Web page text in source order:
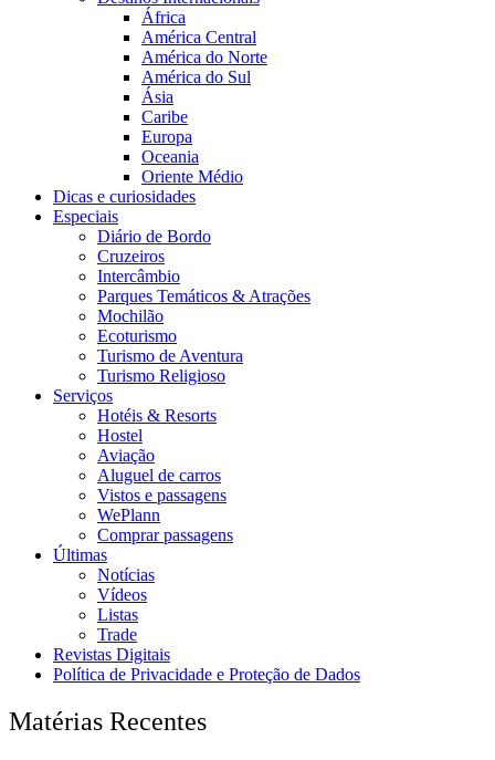
África
América Central
América do Norte
América do Sul
Ásia
Caribe
Europa
Oceania
Oriente Médio
Dicas e curiosidades
Especiais
Diário de Bordo
Cruzeiros
Intercâmbio
Parques Temáticos & Atrações
Mochilão
Ecoturismo
Turismo de Aventura
Turismo Religioso
Serviços
Hotéis & Resorts
Hostel
Aviação
Aluguel de carros
Vistos e passagens
WePlann
Comprar passagens
Últimas
Notícias
Vídeos
Listas
Trade
Revistas Digitais
Política de Privacidade e Proteção de Dados
Matérias Recentes